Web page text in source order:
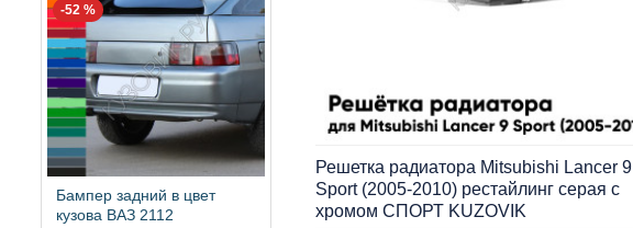
-52 %
Бампер задний в цвет
кузова ВАЗ 2112
Решетка радиатора Mitsubishi Lancer 9
Sport (2005-2010) рестайлинг серая с
хромом СПОРТ KUZOVIK